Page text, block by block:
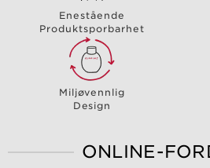
Enestående
Produktsporbarhet
Miljøvennlig
Design
ONLINE-